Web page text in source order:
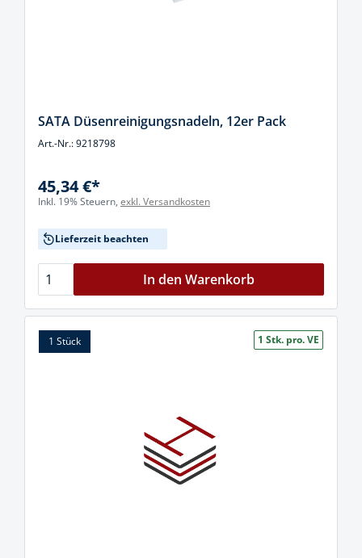
SATA Düsenreinigungsnadeln, 12er Pack
Art.-Nr.: 9218798
45,34 €*
Inkl. 19% Steuern, exkl. Versandkosten
Lieferzeit beachten
In den Warenkorb
1 Stück 1 Stk. pro. VE